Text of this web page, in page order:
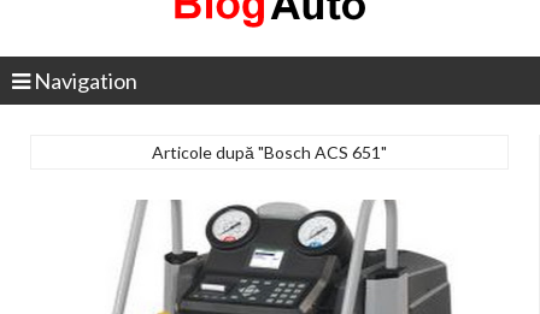
Navigation
Articole după "Bosch ACS 651"